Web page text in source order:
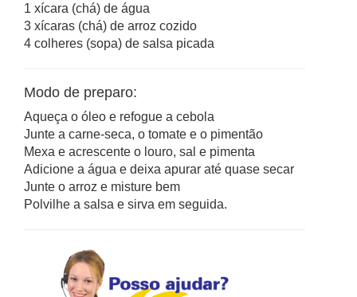
1 xícara (chá) de água
3 xícaras (chá) de arroz cozido
4 colheres (sopa) de salsa picada
Modo de preparo:
Aqueça o óleo e refogue a cebola
Junte a carne-seca, o tomate e o pimentão
Mexa e acrescente o louro, sal e pimenta
Adicione a água e deixa apurar até quase secar
Junte o arroz e misture bem
Polvilhe a salsa e sirva em seguida.